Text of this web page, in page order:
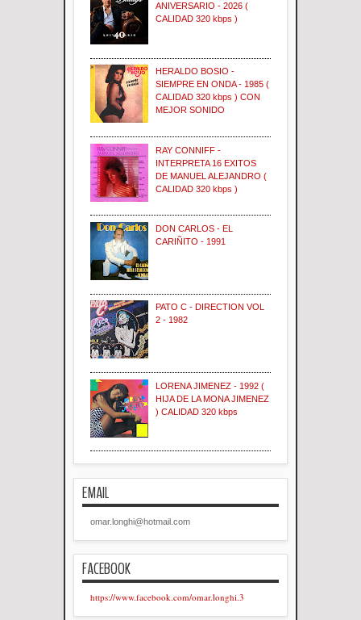
ANIVERSARIO - 2026 (
CALIDAD 320 kbps )
HERALDO BOSIO -
SIEMPRE EN ONDA - 1985 (
CALIDAD 320 kbps ) CON
MEJOR SONIDO
RAY CONNIFF -
INTERPRETA 16 EXITOS
DE MANUEL ALEJANDRO (
CALIDAD 320 kbps )
DON CARLOS - EL
CARIÑITO - 1991
PATO C - DIRECTION VOL
2 - 1982
LORENA JIMENEZ - 1992 (
HIJA DE LA MONA JIMENEZ
) CALIDAD 320 kbps
EMAIL
omar.longhi@hotmail.com
FACEBOOK
https://www.facebook.com/omar.longhi.3